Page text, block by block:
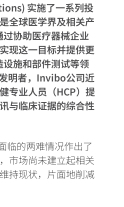
实施了一系列投
全球医学界及相关产
协助医疗器械企业
现这一目标并提供更
施和部件测试等领
明者，Invibo公司近
专业人员（HCP）提
与临床证据的综合性
临的两难情况作出了
市场尚未建立起相关
持现状，片面地削减